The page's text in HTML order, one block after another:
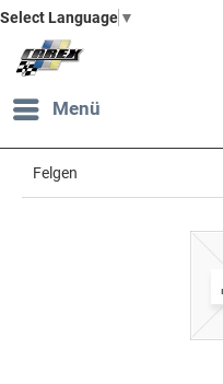
Select Language ▼
Menü
Felgen